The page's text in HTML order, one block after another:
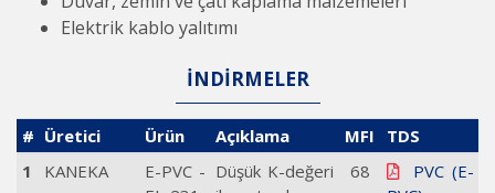
Elektrik kablo yalıtımı
İNDİRMELER
# Üretici Ürün Açıklama MFI
TDS
1
KANEKA
E-PVC - Düşük K-değeri
68
PVC (E-